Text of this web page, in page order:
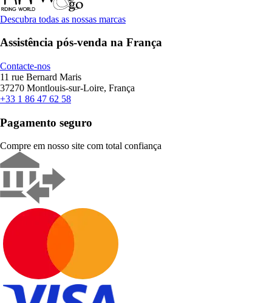
Descubra todas as nossas marcas
Assistência pós-venda na França
Contacte-nos
11 rue Bernard Maris
37270 Montlouis-sur-Loire, França
+33 1 86 47 62 58
Pagamento seguro
Compre em nosso site com total confiança